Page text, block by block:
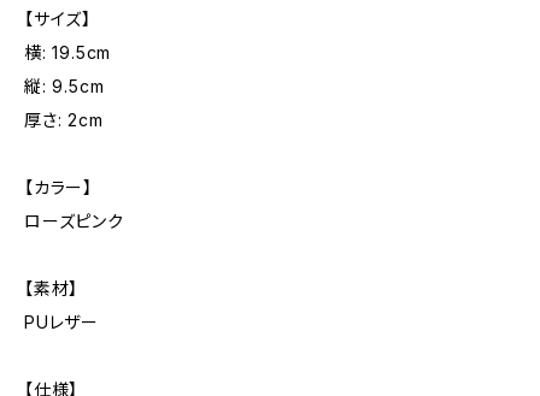
【サイズ】
横: 19.5cm
縦: 9.5cm
厚さ: 2cm
【カラー】
ローズピンク
【素材】
PUレザー
【仕様】